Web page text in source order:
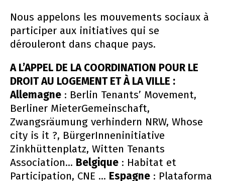
Nous appelons les mouvements sociaux à
participer aux initiatives qui se
dérouleront dans chaque pays.
A L’APPEL DE LA COORDINATION POUR LE
DROIT AU LOGEMENT ET À LA VILLE :
Allemagne : Berlin Tenants’ Movement,
Berliner MieterGemeinschaft,
Zwangsräumung verhindern NRW, Whose
city is it ?, BürgerInneninitiative
Zinkhüttenplatz, Witten Tenants
Association... Belgique : Habitat et
Participation, CNE ... Espagne : Plataforma